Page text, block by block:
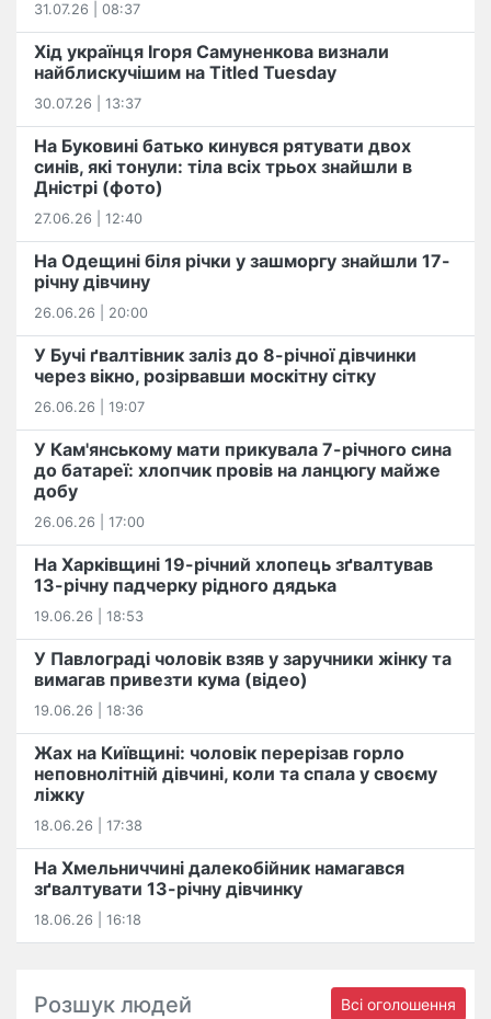
31.07.26 | 08:37
Хід українця Ігоря Самуненкова визнали
найблискучішим на Titled Tuesday
30.07.26 | 13:37
На Буковині батько кинувся рятувати двох
синів, які тонули: тіла всіх трьох знайшли в
Дністрі (фото)
27.06.26 | 12:40
На Одещині біля річки у зашморгу знайшли 17-
річну дівчину
26.06.26 | 20:00
У Бучі ґвалтівник заліз до 8-річної дівчинки
через вікно, розірвавши москітну сітку
26.06.26 | 19:07
У Кам'янському мати прикувала 7-річного сина
до батареї: хлопчик провів на ланцюгу майже
добу
26.06.26 | 17:00
На Харківщині 19-річний хлопець​ ️зґвалтував
13-річну падчерку рідного дядька
19.06.26 | 18:53
У Павлограді чоловік взяв у заручники жінку та
вимагав привезти кума (відео)
19.06.26 | 18:36
Жах на Київщині: чоловік перерізав горло
неповнолітній дівчині, коли та спала у своєму
ліжку
18.06.26 | 17:38
На Хмельниччині далекобійник намагався
зґвалтувати 13-річну дівчинку
18.06.26 | 16:18
Розшук людей Всі оголошення